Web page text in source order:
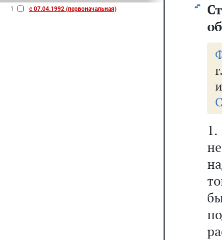
1 с 07.04.1992 (первоначальная)